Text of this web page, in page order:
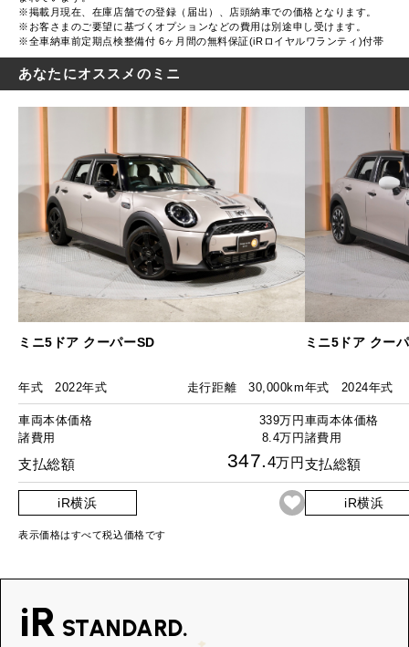
※掲載月現在、在庫店舗での登録（届出）、店頭納車での価格となります。
※お客さまのご要望に基づくオプションなどの費用は別途申し受けます。
※全車納車前定期点検整備付 6ヶ月間の無料保証(iRロイヤルワランティ)付帯
あなたにオススメのミニ
ミニ5ドア クーパーSD
年式 2022年式 走行距離 30,000km
車両本体価格
339万円
諸費用
8.4万円
支払総額 347.4万円
iR横浜
ミニ5ドア クー
年式 2024年式
車両本体価格
諸費用
支払総額
iR横浜
表示価格はすべて税込価格です
iR STANDARD.